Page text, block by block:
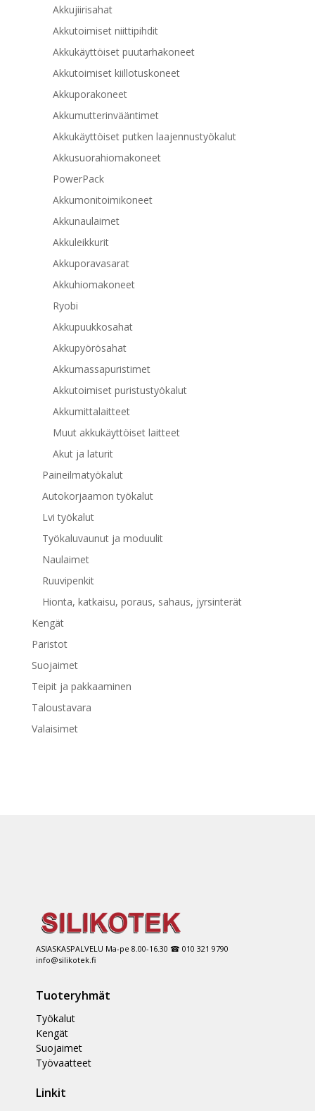
Akkujiirisahat
Akkutoimiset niittipihdit
Akkukäyttöiset puutarhakoneet
Akkutoimiset kiillotuskoneet
Akkuporakoneet
Akkumutterinvääntimet
Akkukäyttöiset putken laajennustyökalut
Akkusuorahiomakoneet
PowerPack
Akkumonitoimikoneet
Akkunaulaimet
Akkuleikkurit
Akkuporavasarat
Akkuhiomakoneet
Ryobi
Akkupuukkosahat
Akkupyörösahat
Akkumassapuristimet
Akkutoimiset puristustyökalut
Akkumittalaitteet
Muut akkukäyttöiset laitteet
Akut ja laturit
Paineilmatyökalut
Autokorjaamon työkalut
Lvi työkalut
Työkaluvaunut ja moduulit
Naulaimet
Ruuvipenkit
Hionta, katkaisu, poraus, sahaus, jyrsinterät
Kengät
Paristot
Suojaimet
Teipit ja pakkaaminen
Taloustavara
Valaisimet
ASIASKASPALVELU Ma-pe 8.00-16.30 ☎ 010 321 9790
info@silikotek.fi
Tuoteryhmät
Työkalut
Kengät
Suojaimet
Työvaatteet
Linkit